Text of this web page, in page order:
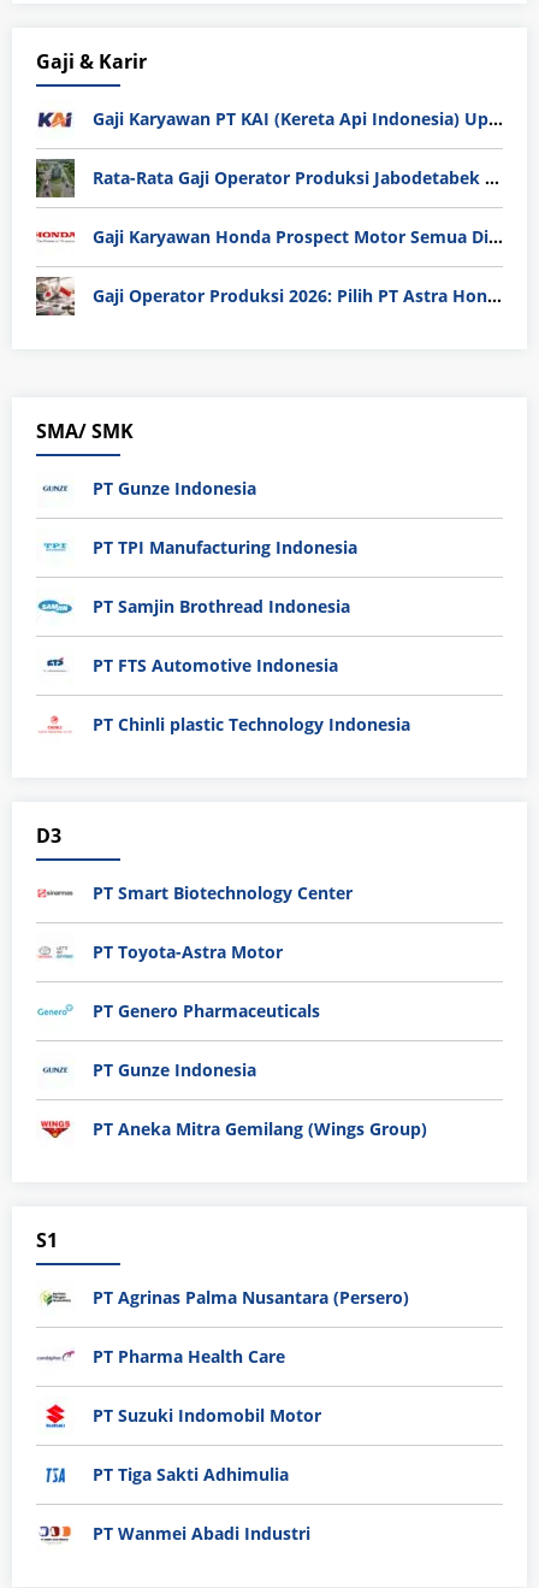
Gaji & Karir
Gaji Karyawan PT KAI (Kereta Api Indonesia) Update 2025
Rata-Rata Gaji Operator Produksi Jabodetabek 2025: Bedah Tuntas UMK, Lemburan, dan Realita Hidup Buruh
Gaji Karyawan Honda Prospect Motor Semua Divisi
Gaji Operator Produksi 2026: Pilih PT Astra Honda Motor (AHM) atau Manufaktur di Jepang?
SMA/ SMK
PT Gunze Indonesia
PT TPI Manufacturing Indonesia
PT Samjin Brothread Indonesia
PT FTS Automotive Indonesia
PT Chinli plastic Technology Indonesia
D3
PT Smart Biotechnology Center
PT Toyota-Astra Motor
PT Genero Pharmaceuticals
PT Gunze Indonesia
PT Aneka Mitra Gemilang (Wings Group)
S1
PT Agrinas Palma Nusantara (Persero)
PT Pharma Health Care
PT Suzuki Indomobil Motor
PT Tiga Sakti Adhimulia
PT Wanmei Abadi Industri